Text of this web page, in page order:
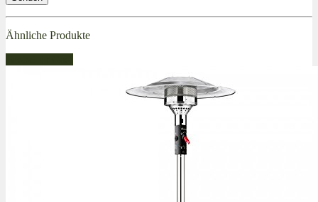
Ähnliche Produkte